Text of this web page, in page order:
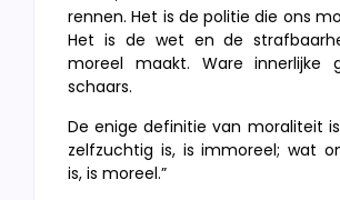
rennen. Het is de politie die ons
Het is de wet en de
moreel maakt. Ware innerlijke
schaars.
De enige definitie van moraliteit is
zelfzuchtig is, is immoreel; wat
is, is moreel.”